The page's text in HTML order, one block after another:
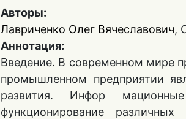
Авторы:
Лавриченко Олег Вячеславович,
Аннотация:
Введение. В современном мире
промышленном предприятии
развития. Инфор
функционирование